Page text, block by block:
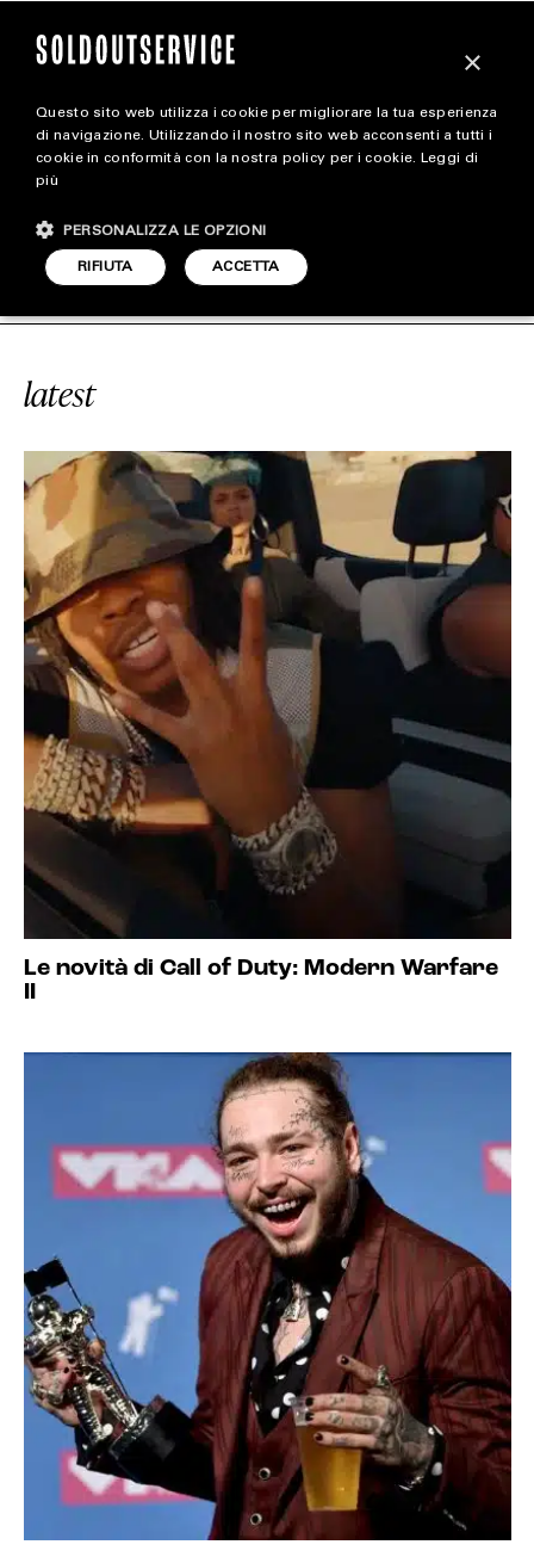
magazine
STYLE
FOOTWEAR
#COD SOLDOUTSERVICE
latest
Le novità di Call of Duty: Modern Warfare
II
×
Questo sito web utilizza i cookie per migliorare la tua esperienza
di navigazione. Utilizzando il nostro sito web acconsenti a tutti i
cookie in conformità con la nostra policy per i cookie. Leggi di
più
ACCETTA
RIFIUTA
PERSONALIZZA LE OPZIONI